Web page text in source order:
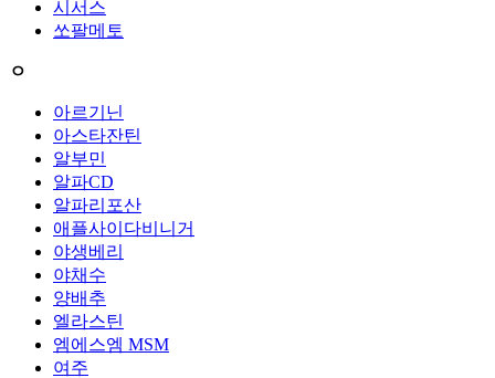
시서스
쏘팔메토
ㅇ
아르기닌
아스타잔틴
알부민
알파CD
알파리포산
애플사이다비니거
야생베리
야채수
양배추
엘라스틴
엠에스엠 MSM
여주